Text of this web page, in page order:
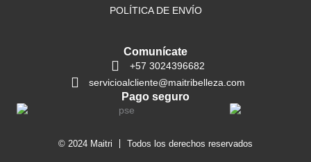
POLÍTICA DE ENVÍO
Comunícate
+57 3024396682
servicioalcliente@maitribelleza.com
Pago seguro
© 2024 Maitri Todos los derechos reservados